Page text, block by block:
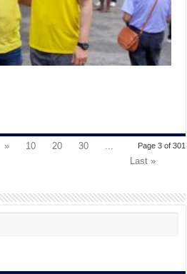
Page 3 of 301
» 10 20 30
...
Last »